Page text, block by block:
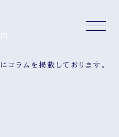
ラムを掲載しております。